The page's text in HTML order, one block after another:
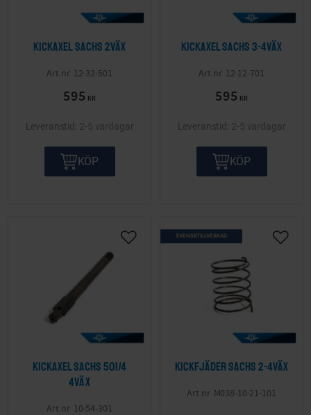
Kickaxel Sachs 2väx
12-32-501
595 KR
2-5 vardagar
KÖP
Kickaxel Sachs 3-4väx
12-12-701
595 KR
2-5 vardagar
KÖP
Kickaxel Sachs 501/4
4väx
10-54-301
Lägg till i önskelista
Kickfjäder Sachs 2-4väx
M038-10-21-101
SVENSKTILLVERKAD
Lägg